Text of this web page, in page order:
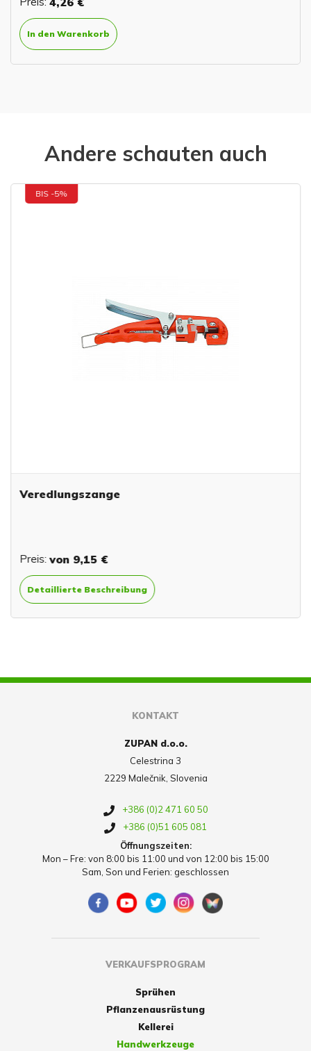
In den Warenkorb
Andere schauten auch
BIS -5%
Veredlungszange
Preis: von 9,15 €
Detaillierte Beschreibung
KONTAKT
ZUPAN d.o.o.
Celestrina 3
2229 Malečnik, Slovenia
+386 (0)2 471 60 50
+386 (0)51 605 081
Öffnungszeiten:
Mon – Fre: von 8:00 bis 11:00 und von 12:00 bis 15:00
Sam, Son und Ferien: geschlossen
VERKAUFSPROGRAM
Sprühen
Pflanzenausrüstung
Kellerei
Handwerkzeuge